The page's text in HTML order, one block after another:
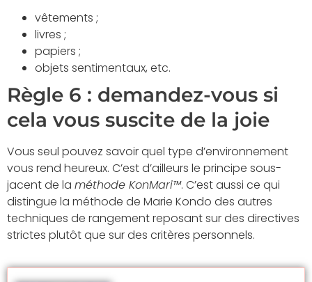
vêtements ;
livres ;
papiers ;
objets sentimentaux, etc.
Règle 6 : demandez-vous si
cela vous suscite de la joie
Vous seul pouvez savoir quel type d’environnement
vous rend heureux. C’est d’ailleurs le principe sous-
jacent de la méthode KonMari™. C’est aussi ce qui
distingue la méthode de Marie Kondo des autres
techniques de rangement reposant sur des directives
strictes plutôt que sur des critères personnels.